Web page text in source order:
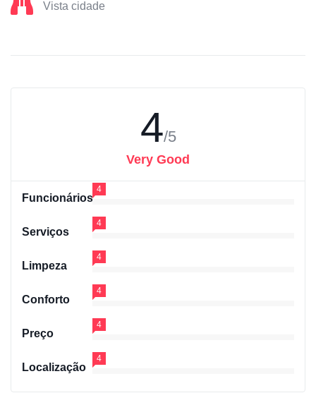
Vista cidade
4/5
Very Good
Funcionários
4
Serviços
4
Limpeza
4
Conforto
4
Preço
4
Localização
4